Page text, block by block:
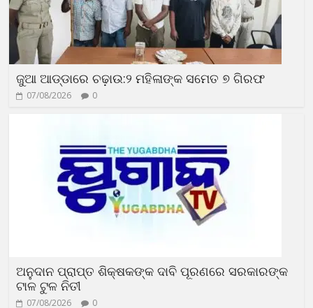
ଜୁଆ ଆଡ୍ଡାରେ ଚଢ଼ାଉ:୨ ମହିଳାଙ୍କ ସମେତ ୭ ଗିରଫ
07/08/2026 0
ଅନୁଦାନ ପ୍ରାପ୍ତ ଶିକ୍ଷକଙ୍କ ଦାବି ପୂରଣରେ ସରକାରଙ୍କ
ଟାଳ ଟୁଳ ନିତୀ
07/08/2026 0